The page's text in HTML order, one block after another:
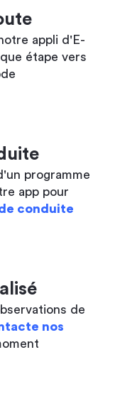
appli d'E-
étape vers
programme
app pour
conduite
de
nos